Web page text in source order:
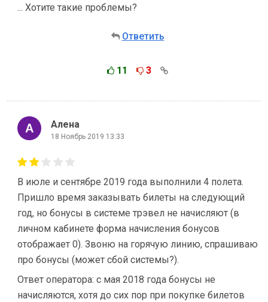
... Хотите такие проблемы?
Ответить
11 3
Алена
18 Ноябрь 2019 13:33
В июле и сентябре 2019 года выполнили 4 полета.
Пришло время заказывать билеты на следующий
год, но бонусы в системе трэвел не начисляют (в
личном кабинете форма начисления бонусов
отображает 0). Звоню на горячую линию, спрашиваю
про бонусы (может сбой системы?).
Ответ оператора: с мая 2018 года бонусы не
начисляются, хотя до сих пор при покупке билетов